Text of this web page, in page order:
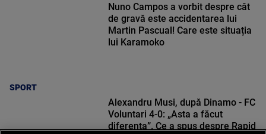
SPORT
Nuno Campos a vorbit despre cât
de gravă este accidentarea lui
Martin Pascual! Care este situația
lui Karamoko
Alexandru Musi, după Dinamo - FC
Voluntari 4-0: „Asta a făcut
diferența”. Ce a spus despre Rapid